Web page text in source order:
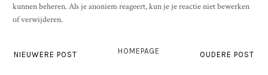
kunnen beheren. Als je anoniem reageert, kun je je reactie niet bewerken
of verwijderen.
NIEUWERE POST OUDERE POST
HOMEPAGE